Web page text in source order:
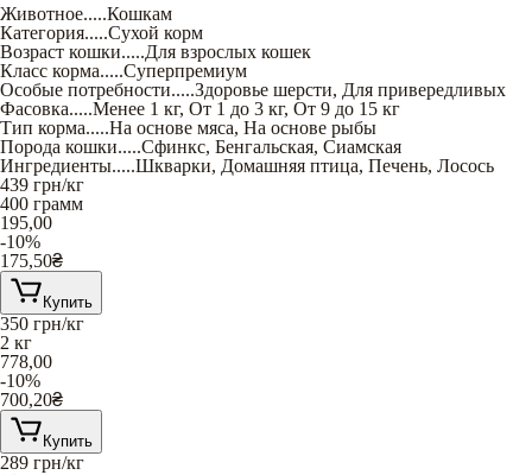
Животное.....Кошкам
Категория.....Сухой корм
Возраст кошки.....Для взрослых кошек
Класс корма.....Суперпремиум
Особые потребности.....Здоровье шерсти, Для привередливых
Фасовка.....Менее 1 кг, От 1 до 3 кг, От 9 до 15 кг
Тип корма.....На основе мяса, На основе рыбы
Порода кошки.....Сфинкс, Бенгальская, Сиамская
Ингредиенты.....Шкварки, Домашняя птица, Печень, Лосось
439 грн/кг
400 грамм
195,00
-10%
175,50₴
Купить
350 грн/кг
2 кг
778,00
-10%
700,20₴
Купить
289 грн/кг